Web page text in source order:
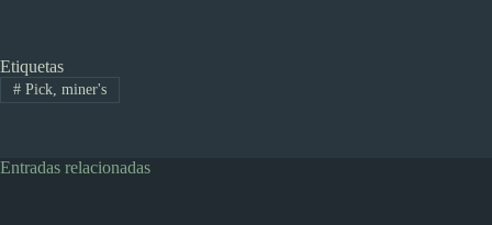
Etiquetas
#Pick, miner's
Entradas relacionadas